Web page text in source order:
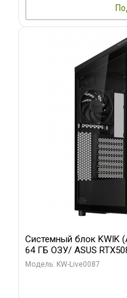
Системный блок KWIK
64 ГБ ОЗУ/ ASUS
256bit Type-C DP 2/ 1 ТБ
Модель: KW-Live0087